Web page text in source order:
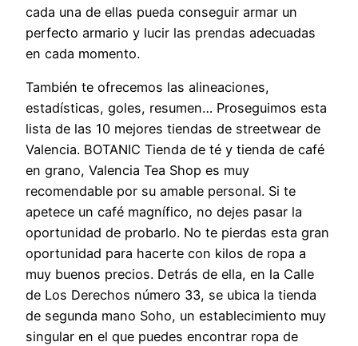
cada una de ellas pueda conseguir armar un
perfecto armario y lucir las prendas adecuadas
en cada momento.
También te ofrecemos las alineaciones,
estadísticas, goles, resumen… Proseguimos esta
lista de las 10 mejores tiendas de streetwear de
Valencia. BOTANIC Tienda de té y tienda de café
en grano, Valencia Tea Shop es muy
recomendable por su amable personal. Si te
apetece un café magnífico, no dejes pasar la
oportunidad de probarlo. No te pierdas esta gran
oportunidad para hacerte con kilos de ropa a
muy buenos precios. Detrás de ella, en la Calle
de Los Derechos número 33, se ubica la tienda
de segunda mano Soho, un establecimiento muy
singular en el que puedes encontrar ropa de